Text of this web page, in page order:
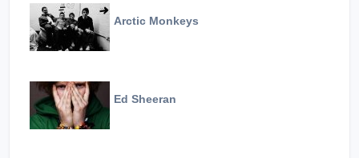
Arctic Monkeys
Ed Sheeran